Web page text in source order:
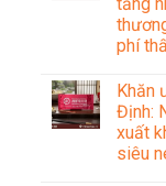
phí
Khăn
Định:
xuất
siêu